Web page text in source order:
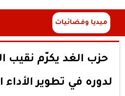
ميديا وفضائيات
حزب الغد يكرّم نقيب
لدوره في تطوير الأداء